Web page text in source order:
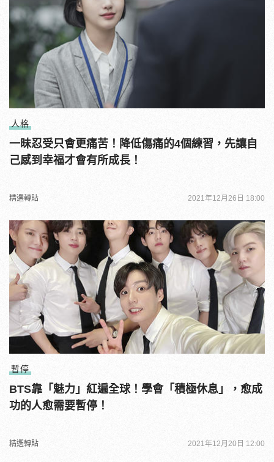
人格
一昧忍受只會更痛苦！降低傷痛的4個練習，先讓自
己感到幸福才會有所成長！
精選轉貼 2021年12月26日 18:00
暫停
BTS靠「魅力」紅遍全球！學會「積極休息」，愈成
功的人愈需要暫停！
精選轉貼 2021年12月20日 12:00